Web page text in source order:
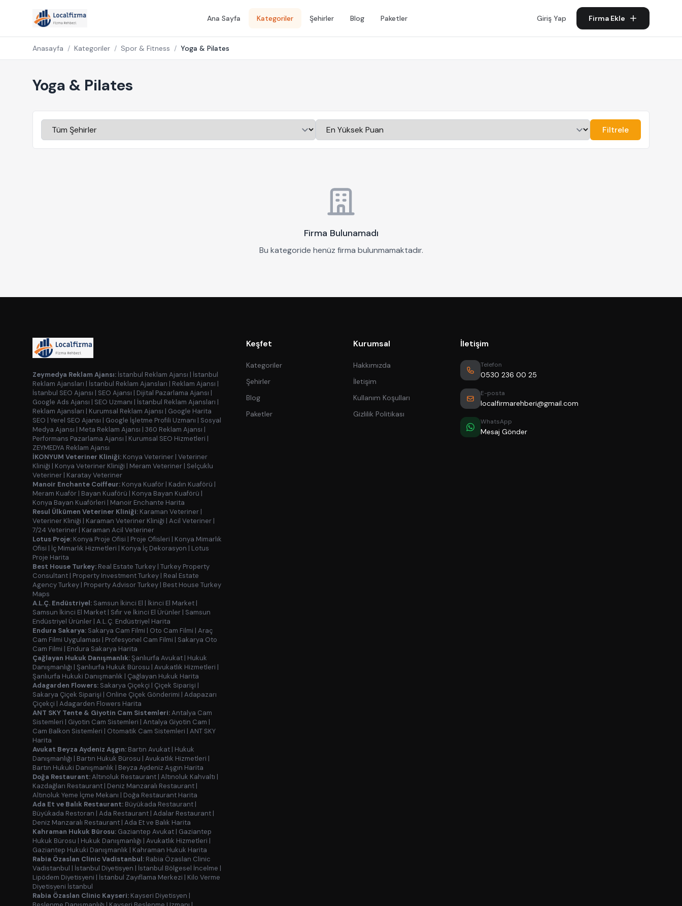
Ana Sayfa Kategoriler Şehirler Blog Paketler Giriş Yap Firma Ekle
Anasayfa / Kategoriler / Spor & Fitness / Yoga & Pilates
Yoga & Pilates
Filtrele
Firma Bulunamadı
Bu kategoride henüz firma bulunmamaktadır.
Zeymedya Reklam Ajansı: İstanbul Reklam Ajansı | İstanbul
Reklam Ajansları | İstanbul Reklam Ajansları | Reklam Ajansı |
İstanbul SEO Ajansı | SEO Ajansı | Dijital Pazarlama Ajansı |
Google Ads Ajansı | SEO Uzmanı | İstanbul Reklam Ajansları |
Reklam Ajansları | Kurumsal Reklam Ajansı | Google Harita
SEO | Yerel SEO Ajansı | Google İşletme Profili Uzmanı | Sosyal
Medya Ajansı | Meta Reklam Ajansı | 360 Reklam Ajansı |
Performans Pazarlama Ajansı | Kurumsal SEO Hizmetleri |
ZEYMEDYA Reklam Ajansı
İKONYUM Veteriner Kliniği: Konya Veteriner | Veteriner
Kliniği | Konya Veteriner Kliniği | Meram Veteriner | Selçuklu
Veteriner | Karatay Veteriner
Manoir Enchante Coiffeur: Konya Kuaför | Kadın Kuaförü |
Meram Kuaför | Bayan Kuaförü | Konya Bayan Kuaförü |
Konya Bayan Kuaförleri | Manoir Enchante Harita
Resul Ülkümen Veteriner Kliniği: Karaman Veteriner |
Veteriner Kliniği | Karaman Veteriner Kliniği | Acil Veteriner |
7/24 Veteriner | Karaman Acil Veteriner
Lotus Proje: Konya Proje Ofisi | Proje Ofisleri | Konya Mimarlık
Ofisi | İç Mimarlık Hizmetleri | Konya İç Dekorasyon | Lotus
Proje Harita
Best House Turkey: Real Estate Turkey | Turkey Property
Consultant | Property Investment Turkey | Real Estate
Agency Turkey | Property Advisor Turkey | Best House Turkey
Maps
A.L.Ç. Endüstriyel: Samsun İkinci El | İkinci El Market |
Samsun İkinci El Market | Sıfır ve İkinci El Ürünler | Samsun
Endüstriyel Ürünler | A.L.Ç. Endüstriyel Harita
Endura Sakarya: Sakarya Cam Filmi | Oto Cam Filmi | Araç
Cam Filmi Uygulaması | Profesyonel Cam Filmi | Sakarya Oto
Cam Filmi | Endura Sakarya Harita
Çağlayan Hukuk Danışmanlık:Şanlıurfa Avukat | Hukuk
Danışmanlığı | Şanlıurfa Hukuk Bürosu | Avukatlık Hizmetleri |
Şanlıurfa Hukuki Danışmanlık | Çağlayan Hukuk Harita
Adagarden Flowers: Sakarya Çiçekçi | Çiçek Siparişi |
Sakarya Çiçek Siparişi | Online Çiçek Gönderimi | Adapazarı
Çiçekçi | Adagarden Flowers Harita
ANT SKY Tente & Giyotin Cam Sistemleri:Antalya Cam
Sistemleri | Giyotin Cam Sistemleri | Antalya Giyotin Cam |
Cam Balkon Sistemleri | Otomatik Cam Sistemleri | ANT SKY
Harita
Avukat Beyza Aydeniz Aşgın: Bartın Avukat | Hukuk
Danışmanlığı | Bartın Hukuk Bürosu | Avukatlık Hizmetleri |
Bartın Hukuki Danışmanlık | Beyza Aydeniz Aşgın Harita
Doğa Restaurant:Altınoluk Restaurant | Altınoluk Kahvaltı |
Kazdağları Restaurant | Deniz Manzaralı Restaurant |
Altınoluk Yeme İçme Mekanı | Doğa Restaurant Harita
Ada Et ve Balık Restaurant: Büyükada Restaurant |
Büyükada Restoran | Ada Restaurant | Adalar Restaurant |
Deniz Manzaralı Restaurant | Ada Et ve Balık Harita
Kahraman Hukuk Bürosu: Gaziantep Avukat | Gaziantep
Hukuk Bürosu | Hukuk Danışmanlığı | Avukatlık Hizmetleri |
Gaziantep Hukuki Danışmanlık | Kahraman Hukuk Harita
Rabia Özaslan Clinic Vadistanbul: Rabia Özaslan Clinic
Vadistanbul | İstanbul Diyetisyen | İstanbul Bölgesel İncelme |
Lipödem Diyetisyeni | İstanbul Zayıflama Merkezi | Kilo Verme
Diyetisyeni İstanbul
Rabia Özaslan Clinic Kayseri: Kayseri Diyetisyen |
Keşfet
Kategoriler
Şehirler
Blog
Paketler
Kurumsal
Hakkımızda
İletişim
Kullanım Koşulları
Gizlilik Politikası
İletişim
Telefon
0530 236 00 25
E-posta
localfirmarehberi@gmail.com
WhatsApp
Mesaj Gönder